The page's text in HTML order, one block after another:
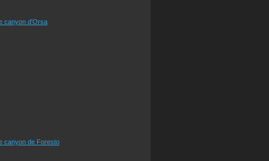
canyon d'Orsa
canyon de Foresto